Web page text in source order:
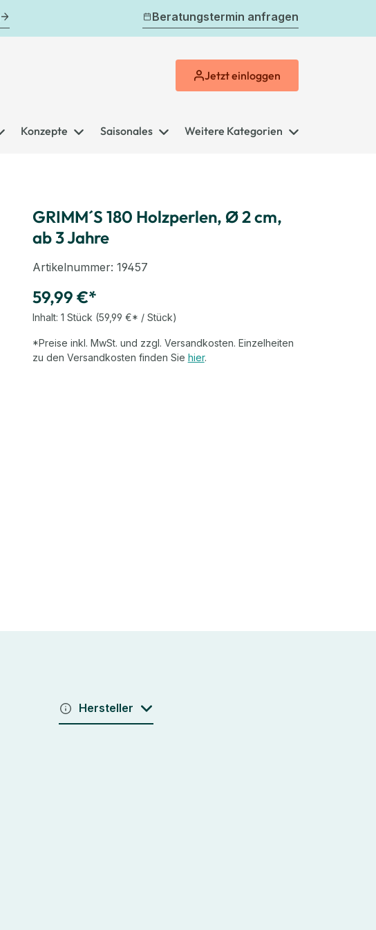
Beratungstermin anfragen
Jetzteinloggen
Konzepte Saisonales Weitere Kategorien
GRIMM´S 180 Holzperlen, Ø 2 cm,
ab 3 Jahre
Artikelnummer: 19457
59,99 €*
Inhalt: 1 Stück (59,99 €* / Stück)
*Preise inkl. MwSt. und zzgl. Versandkosten. Einzelheiten
zu den Versandkosten finden Sie hier.
Hersteller